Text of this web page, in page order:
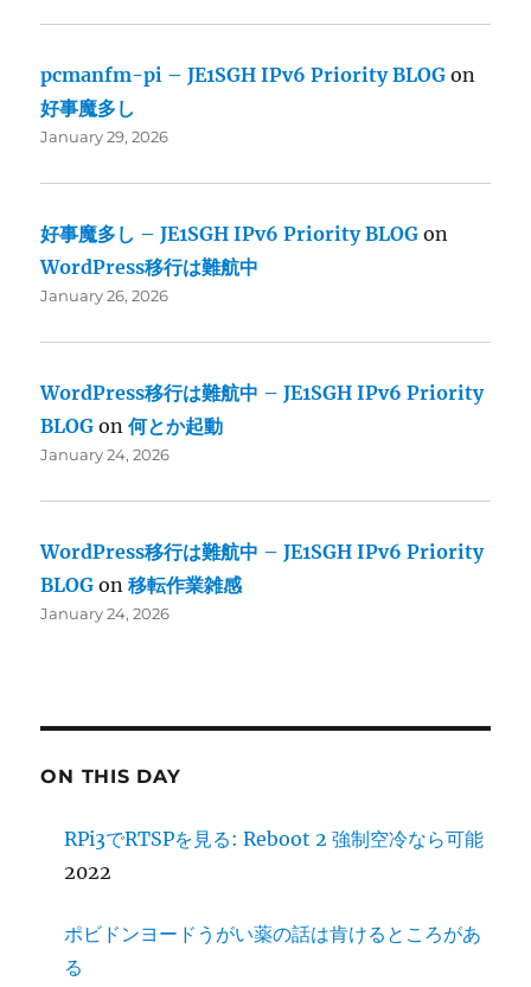
pcmanfm-pi – JE1SGH IPv6 Priority BLOG on
好事魔多し
January 29, 2026
好事魔多し – JE1SGH IPv6 Priority BLOG on
WordPress移行は難航中
January 26, 2026
WordPress移行は難航中 – JE1SGH IPv6 Priority
BLOG on何とか起動
January 24, 2026
WordPress移行は難航中 – JE1SGH IPv6 Priority
BLOG on移転作業雑感
January 24, 2026
ON THIS DAY
RPi3でRTSPを見る: Reboot 2 強制空冷なら可能
2022
ポビドンヨードうがい薬の話は肯けるところがあ
る